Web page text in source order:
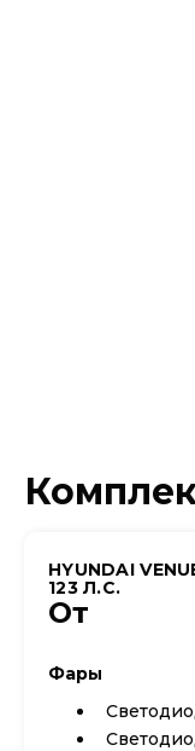
HYUNDAI
123 Л.С.
От
Фары